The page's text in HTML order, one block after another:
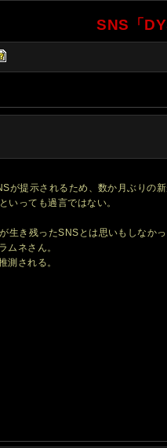
SNS「
提示されるため、数か月ぶりの新
いっても過言ではない。
き残ったSNSとは思いもしなかっ
ムネさん。
測される。